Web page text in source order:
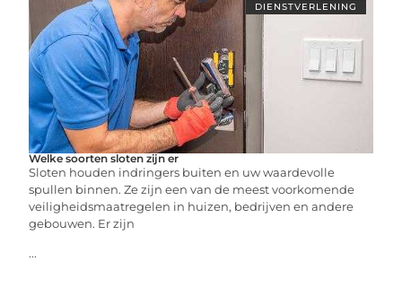
DIENSTVERLENING
Welke soorten sloten zijn er
Sloten houden indringers buiten en uw waardevolle
spullen binnen. Ze zijn een van de meest voorkomende
veiligheidsmaatregelen in huizen, bedrijven en andere
gebouwen. Er zijn
...